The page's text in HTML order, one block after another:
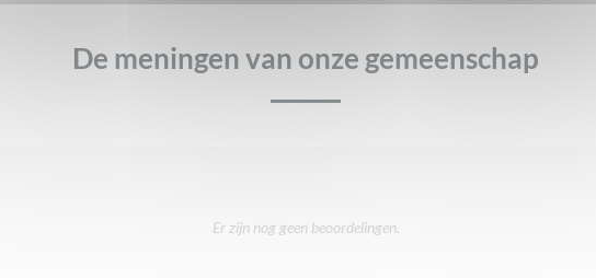
De meningen van onze gemeenschap
Er zijn nog geen beoordelingen.